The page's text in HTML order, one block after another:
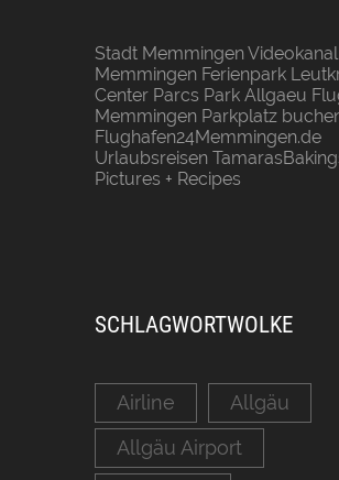
Stadt Memmingen
Memmingen Ferienpark
Center Parcs Park Allgaeu
Memmingen Parkplatz
Flughafen24Memmingen.de
Urlaubsreisen
Pictures + Recipes
SCHLAGWORTWOLKE
Airline
Allgäu
Allgäu Airport